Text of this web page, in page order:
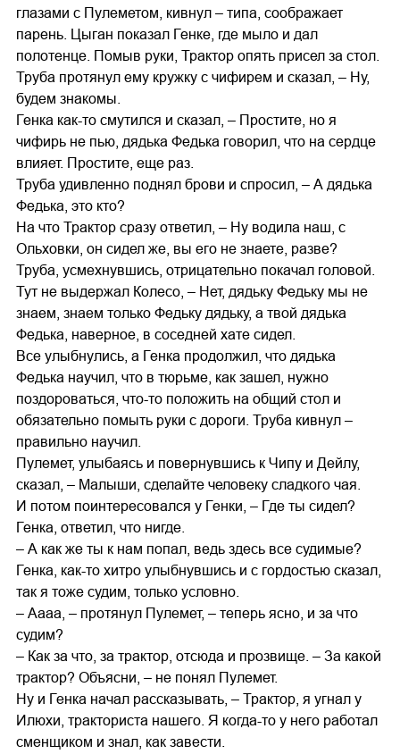
глазами с Пулеметом, кивнул – типа, соображает
парень. Цыган показал Генке, где мыло и дал
полотенце. Помыв руки, Трактор опять присел за стол.
Труба протянул ему кружку с чифирем и сказал, – Ну,
будем знакомы.
Генка как-то смутился и сказал, – Простите, но я
чифирь не пью, дядька Федька говорил, что на сердце
влияет. Простите, еще раз.
Труба удивленно поднял брови и спросил, – А дядька
Федька, это кто?
На что Трактор сразу ответил, – Ну водила наш, с
Ольховки, он сидел же, вы его не знаете, разве?
Труба, усмехнувшись, отрицательно покачал головой.
Тут не выдержал Колесо, – Нет, дядьку Федьку мы не
знаем, знаем только Федьку дядьку, а твой дядька
Федька, наверное, в соседней хате сидел.
Все улыбнулись, а Генка продолжил, что дядька
Федька научил, что в тюрьме, как зашел, нужно
поздороваться, что-то положить на общий стол и
обязательно помыть руки с дороги. Труба кивнул –
правильно научил.
Пулемет, улыбаясь и повернувшись к Чипу и Дейлу,
сказал, – Малыши, сделайте человеку сладкого чая.
И потом поинтересовался у Генки, – Где ты сидел?
Генка, ответил, что нигде.
– А как же ты к нам попал, ведь здесь все судимые?
Генка, как-то хитро улыбнувшись и с гордостью сказал,
так я тоже судим, только условно.
– Аааа, – протянул Пулемет, – теперь ясно, и за что
судим?
– Как за что, за трактор, отсюда и прозвище. – За какой
трактор? Объясни, – не понял Пулемет.
Ну и Генка начал рассказывать, – Трактор, я угнал у
Илюхи, тракториста нашего. Я когда-то у него работал
сменщиком и знал, как завести.